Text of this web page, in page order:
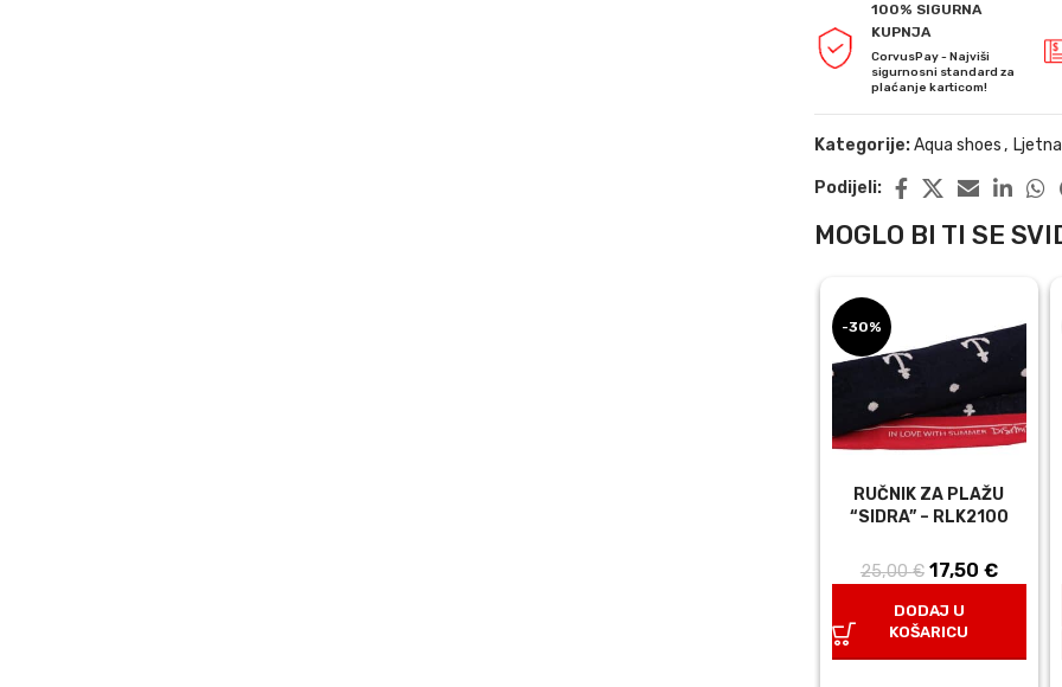
100% SIGURNA
KUPNJA
CorvusPay - Najviši
sigurnosni standard za
plaćanje karticom!
Kategorije:Aqua shoes,
Podijeli:
MOGLO BI TI SE
-30%
RUČNIK ZA PLAŽU
“SIDRA” – RLK2100
25,00€
Izvorna
je: 25,00 €.
17,50 €
17,50
DODAJ U
KOŠARICU